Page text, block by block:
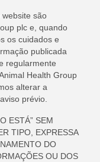
são
plc e, quando
os cuidados e
publicada
regularmente
Health Group
alterar a
prévio.
ESTÁ” SEM
TIPO, EXPRESSA
DO
OU DOS